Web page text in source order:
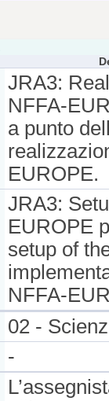
JRA3:
NFFA-
a punto
EUROPE.
JRA3:
EUROPE
setup of
NFFA-
02 -
-